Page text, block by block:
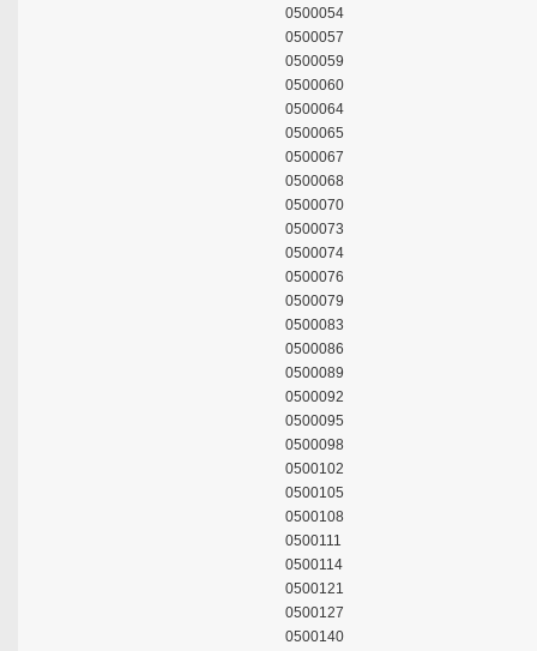
0500054
0500057
0500059
0500060
0500064
0500065
0500067
0500068
0500070
0500073
0500074
0500076
0500079
0500083
0500086
0500089
0500092
0500095
0500098
0500102
0500105
0500108
0500111
0500114
0500121
0500127
0500140